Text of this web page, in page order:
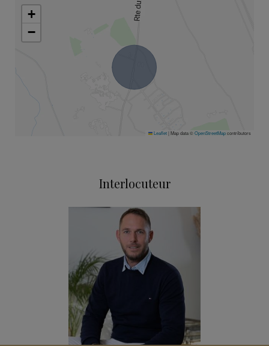
+
−
Leaflet| Map data ©OpenStreetMapcontributors
Interlocuteur